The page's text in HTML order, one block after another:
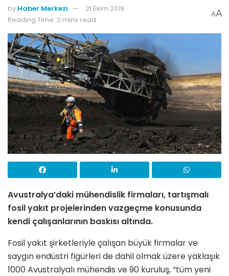
by Haber Merkezi
21 Ekim 2019
Reading Time: 2 mins read
AA
Avustralya’daki mühendislik firmaları, tartışmalı
fosil yakıt projelerinden vazgeçme konusunda
kendi çalışanlarının baskısı altında.
Fosil yakıt şirketleriyle çalışan büyük firmalar ve
saygın endüstri figürleri de dahil olmak üzere yaklaşık
1000 Avustralyalı mühendis ve 90 kuruluş, “tüm yeni